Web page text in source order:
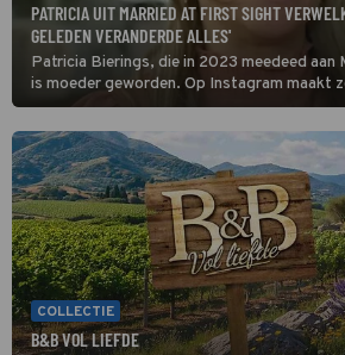
PATRICIA UIT MARRIED AT FIRST SIGHT
GELEDEN VERANDERDE ALLES'
Patricia Bierings, die in 2023 meedeed aan
is moeder geworden. Op Instagram maakt
dochter bekend.
COLLECTIE
B&B VOL LIEFDE